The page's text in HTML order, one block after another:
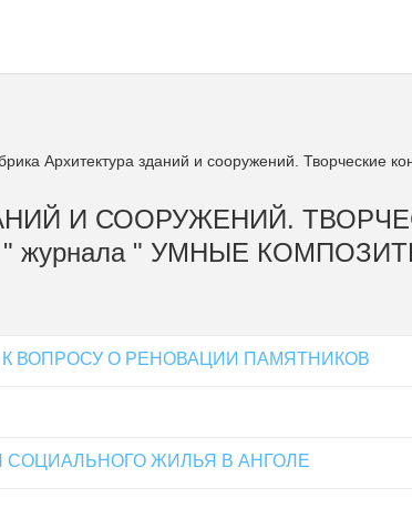
Архитектура зданий и сооружений. Творческие
И СООРУЖЕНИЙ.
журнала " УМНЫЕ
ВОПРОСУ О РЕНОВАЦИИ ПАМЯТНИКОВ
ЖИЛЬЯ В АНГОЛЕ